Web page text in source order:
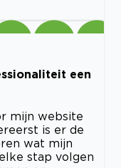
een
mijn website
is er de
wat mijn
stap volgen